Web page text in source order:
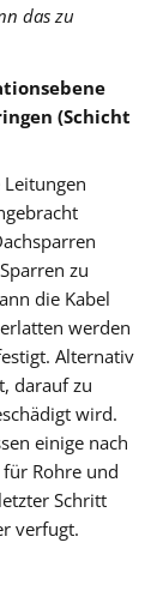
das zu
(Schicht
zu
die Kabel
werden
Alternativ
darauf zu
wird.
einige nach
Rohre und
Schritt
verfugt.